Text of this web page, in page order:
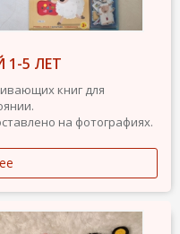
1-5 ЛЕТ
книг для
на фотографиях.